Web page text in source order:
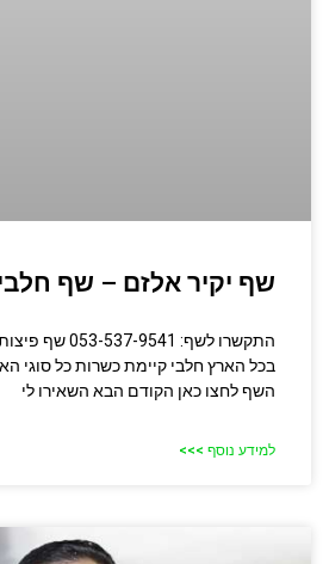
שף יקיר אלזם – שף
התקשרו לשף:
בכל הארץ חלבי קיימת כשרות כל סוגי
השף לחצו כאן הקודם הבא השאירו לי
למידע נוסף >>>